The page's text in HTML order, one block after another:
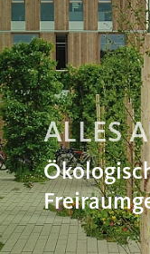
ALLES